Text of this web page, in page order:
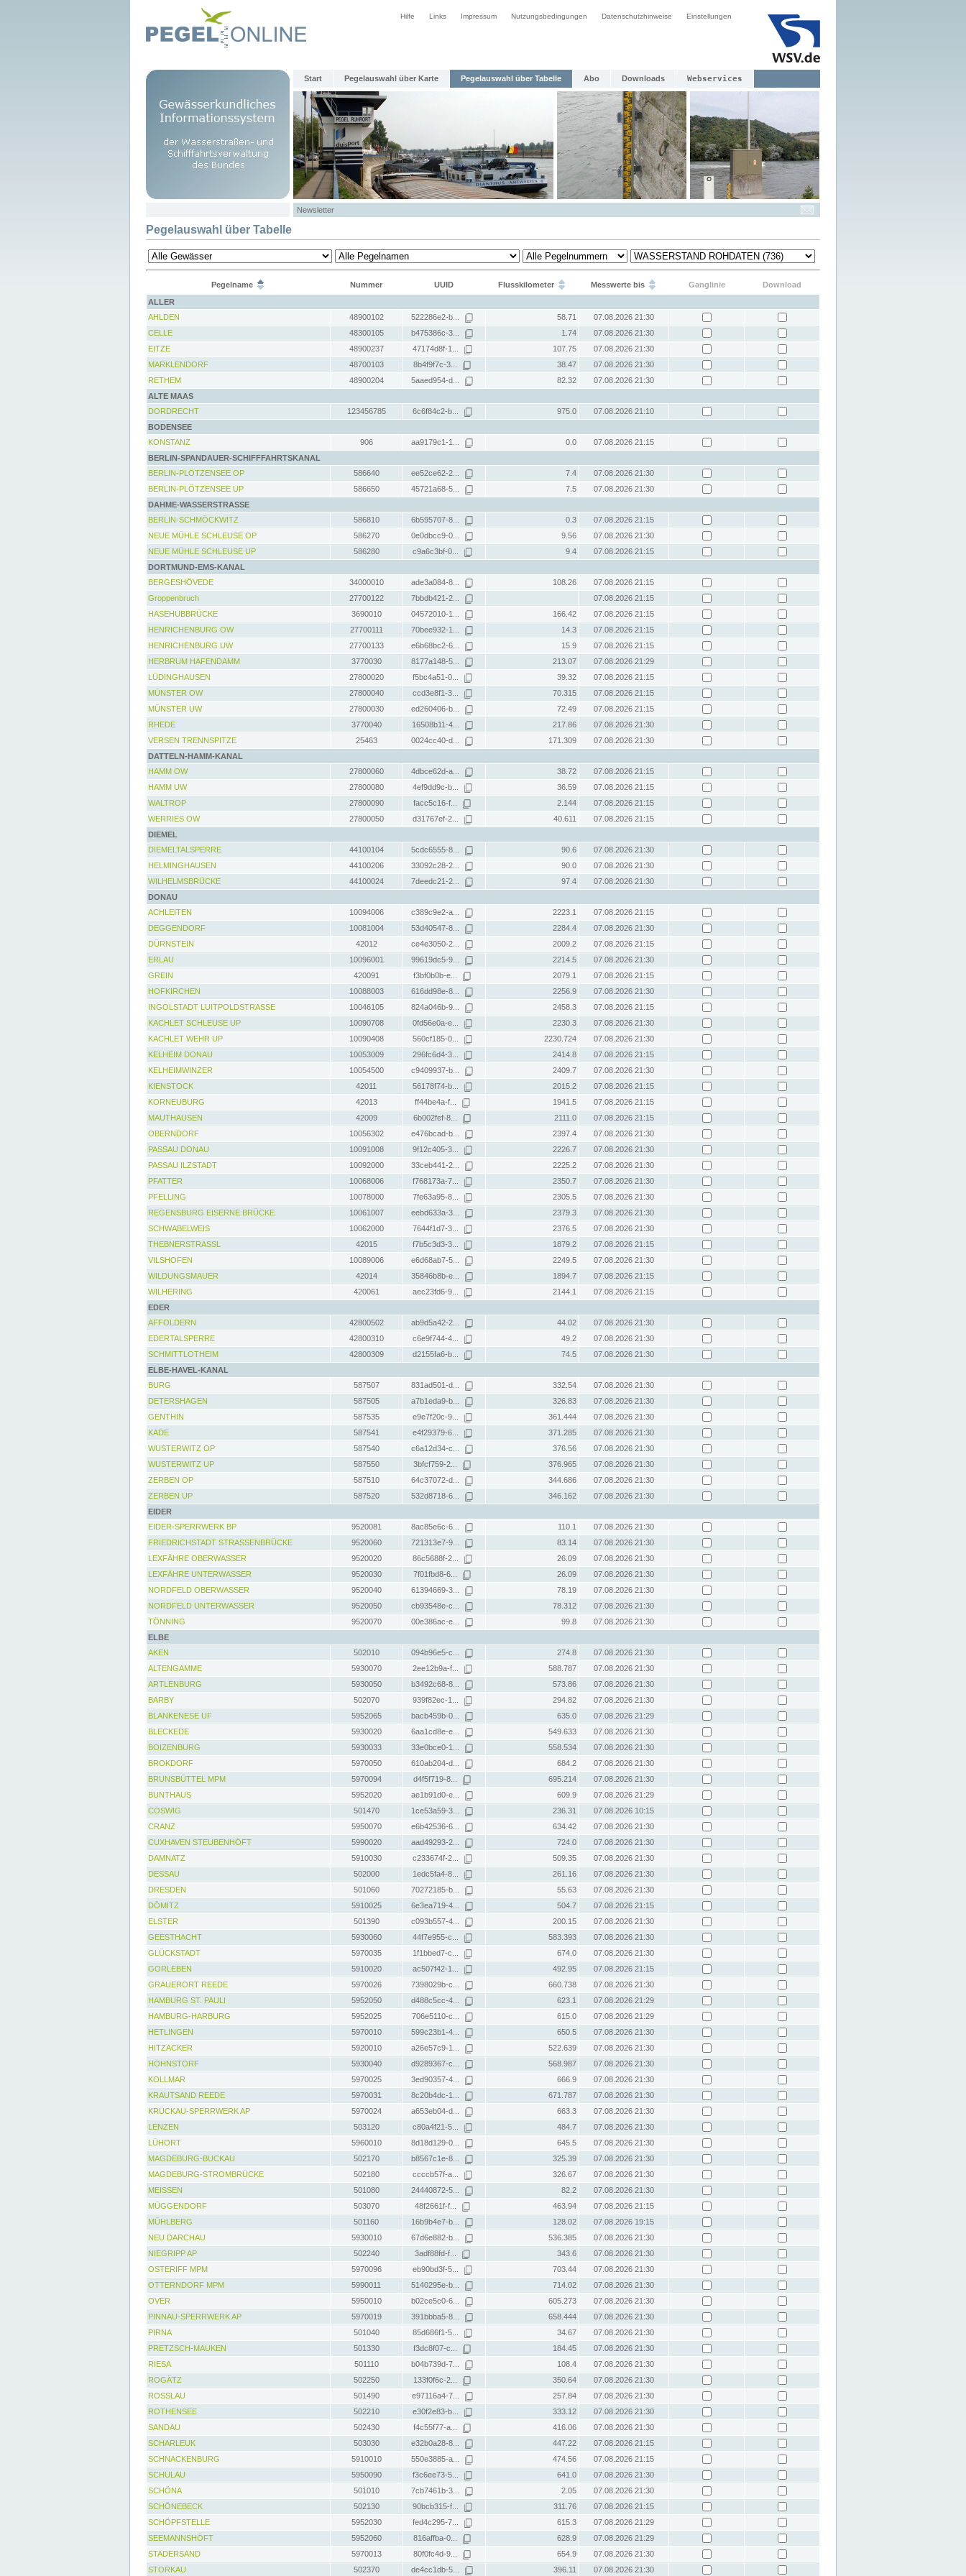
Hilfe Links Impressum Nutzungsbedingungen Datenschutzhinweise Einstellungen
Start Pegelauswahl über Karte Pegelauswahl über Tabelle Abo Downloads Webservices
Newsletter
Pegelauswahl über Tabelle
Pegelname Nummer UUID Flusskilometer Messwerte bis Ganglinie
Download
ALLER
AHLDEN
48900102 522286e2-b... 58.71
07.08.2026 21:30
CELLE
48300105 b475386c-3... 1.74
07.08.2026 21:30
EITZE
48900237 47174d8f-1... 107.75
07.08.2026 21:30
MARKLENDORF
48700103 8b4f9f7c-3... 38.47
07.08.2026 21:30
RETHEM
48900204 5aaed954-d... 82.32
07.08.2026 21:30
ALTE MAAS
DORDRECHT
123456785 6c6f84c2-b... 975.0
07.08.2026 21:10
BODENSEE
KONSTANZ
906 aa9179c1-1... 0.0
07.08.2026 21:15
BERLIN-SPANDAUER-SCHIFFFAHRTSKANAL
BERLIN-PLÖTZENSEE OP
586640 ee52ce62-2... 7.4
07.08.2026 21:30
BERLIN-PLÖTZENSEE UP
586650 45721a68-5... 7.5
07.08.2026 21:30
DAHME-WASSERSTRASSE
BERLIN-SCHMÖCKWITZ
586810 6b595707-8... 0.3
07.08.2026 21:15
NEUE MÜHLE SCHLEUSE OP
586270 0e0dbcc9-0... 9.56
07.08.2026 21:30
NEUE MÜHLE SCHLEUSE UP
586280 c9a6c3bf-0... 9.4
07.08.2026 21:15
DORTMUND-EMS-KANAL
BERGESHÖVEDE
34000010 ade3a084-8... 108.26
07.08.2026 21:15
Groppenbruch
27700122 7bbdb421-2...
07.08.2026 21:15
HASEHUBBRÜCKE
3690010 04572010-1... 166.42
07.08.2026 21:15
HENRICHENBURG OW
27700111 70bee932-1... 14.3
07.08.2026 21:15
HENRICHENBURG UW
27700133 e6b68bc2-6... 15.9
07.08.2026 21:15
HERBRUM HAFENDAMM
3770030 8177a148-5... 213.07
07.08.2026 21:29
LÜDINGHAUSEN
27800020 f5bc4a51-0... 39.32
07.08.2026 21:15
MÜNSTER OW
27800040 ccd3e8f1-3... 70.315
07.08.2026 21:15
MÜNSTER UW
27800030 ed260406-b... 72.49
07.08.2026 21:15
RHEDE
3770040 16508b11-4... 217.86
07.08.2026 21:30
VERSEN TRENNSPITZE
25463 0024cc40-d... 171.309
07.08.2026 21:30
DATTELN-HAMM-KANAL
HAMM OW
27800060 4dbce62d-a... 38.72
07.08.2026 21:15
HAMM UW
27800080 4ef9dd9c-b... 36.59
07.08.2026 21:15
WALTROP
27800090 facc5c16-f... 2.144
07.08.2026 21:15
WERRIES OW
27800050 d31767ef-2... 40.611
07.08.2026 21:15
DIEMEL
DIEMELTALSPERRE
44100104 5cdc6555-8... 90.6
07.08.2026 21:30
HELMINGHAUSEN
44100206 33092c28-2... 90.0
07.08.2026 21:30
WILHELMSBRÜCKE
44100024 7deedc21-2... 97.4
07.08.2026 21:30
DONAU
ACHLEITEN
10094006 c389c9e2-a... 2223.1
07.08.2026 21:15
DEGGENDORF
10081004 53d40547-8... 2284.4
07.08.2026 21:30
DÜRNSTEIN
42012 ce4e3050-2... 2009.2
07.08.2026 21:15
ERLAU
10096001 99619dc5-9... 2214.5
07.08.2026 21:30
GREIN
420091 f3bf0b0b-e... 2079.1
07.08.2026 21:15
HOFKIRCHEN
10088003 616dd98e-8... 2256.9
07.08.2026 21:30
INGOLSTADT LUITPOLDSTRASSE
10046105 824a046b-9... 2458.3
07.08.2026 21:15
KACHLET SCHLEUSE UP
10090708 0fd56e0a-e... 2230.3
07.08.2026 21:30
KACHLET WEHR UP
10090408 560cf185-0... 2230.724
07.08.2026 21:30
KELHEIM DONAU
10053009 296fc6d4-3... 2414.8
07.08.2026 21:15
KELHEIMWINZER
10054500 c9409937-b... 2409.7
07.08.2026 21:30
KIENSTOCK
42011 56178f74-b... 2015.2
07.08.2026 21:15
KORNEUBURG
42013 ff44be4a-f... 1941.5
07.08.2026 21:15
MAUTHAUSEN
42009 6b002fef-8... 2111.0
07.08.2026 21:15
OBERNDORF
10056302 e476bcad-b... 2397.4
07.08.2026 21:30
PASSAU DONAU
10091008 9f12c405-3... 2226.7
07.08.2026 21:30
PASSAU ILZSTADT
10092000 33ceb441-2... 2225.2
07.08.2026 21:30
PFATTER
10068006 f768173a-7... 2350.7
07.08.2026 21:30
PFELLING
10078000 7fe63a95-8... 2305.5
07.08.2026 21:30
REGENSBURG EISERNE BRÜCKE
10061007 eebd633a-3... 2379.3
07.08.2026 21:30
SCHWABELWEIS
10062000 7644f1d7-3... 2376.5
07.08.2026 21:30
THEBNERSTRASSL
42015 f7b5c3d3-3... 1879.2
07.08.2026 21:15
VILSHOFEN
10089006 e6d68ab7-5... 2249.5
07.08.2026 21:30
WILDUNGSMAUER
42014 35846b8b-e... 1894.7
07.08.2026 21:15
WILHERING
420061 aec23fd6-9... 2144.1
07.08.2026 21:15
EDER
AFFOLDERN
42800502 ab9d5a42-2... 44.02
07.08.2026 21:30
EDERTALSPERRE
42800310 c6e9f744-4... 49.2
07.08.2026 21:30
SCHMITTLOTHEIM
42800309 d2155fa6-b... 74.5
07.08.2026 21:30
ELBE-HAVEL-KANAL
BURG
587507 831ad501-d... 332.54
07.08.2026 21:30
DETERSHAGEN
587505 a7b1eda9-b... 326.83
07.08.2026 21:30
GENTHIN
587535 e9e7f20c-9... 361.444
07.08.2026 21:30
KADE
587541 e4f29379-6... 371.285
07.08.2026 21:30
WUSTERWITZ OP
587540 c6a12d34-c... 376.56
07.08.2026 21:30
WUSTERWITZ UP
587550 3bfcf759-2... 376.965
07.08.2026 21:30
ZERBEN OP
587510 64c37072-d... 344.686
07.08.2026 21:30
ZERBEN UP
587520 532d8718-6... 346.162
07.08.2026 21:30
EIDER
EIDER-SPERRWERK BP
9520081 8ac85e6c-6... 110.1
07.08.2026 21:30
FRIEDRICHSTADT STRASSENBRÜCKE
9520060 721313e7-9... 83.14
07.08.2026 21:30
LEXFÄHRE OBERWASSER
9520020 86c5688f-2... 26.09
07.08.2026 21:30
LEXFÄHRE UNTERWASSER
9520030 7f01fbd8-6... 26.09
07.08.2026 21:30
NORDFELD OBERWASSER
9520040 61394669-3... 78.19
07.08.2026 21:30
NORDFELD UNTERWASSER
9520050 cb93548e-c... 78.312
07.08.2026 21:30
TÖNNING
9520070 00e386ac-e... 99.8
07.08.2026 21:30
ELBE
AKEN
502010 094b96e5-c... 274.8
07.08.2026 21:30
ALTENGAMME
5930070 2ee12b9a-f... 588.787
07.08.2026 21:30
ARTLENBURG
5930050 b3492c68-8... 573.86
07.08.2026 21:30
BARBY
502070 939f82ec-1... 294.82
07.08.2026 21:30
BLANKENESE UF
5952065 bacb459b-0... 635.0
07.08.2026 21:29
BLECKEDE
5930020 6aa1cd8e-e... 549.633
07.08.2026 21:30
BOIZENBURG
5930033 33e0bce0-1... 558.534
07.08.2026 21:30
BROKDORF
5970050 610ab204-d... 684.2
07.08.2026 21:30
BRUNSBÜTTEL MPM
5970094 d4f5f719-8... 695.214
07.08.2026 21:30
BUNTHAUS
5952020 ae1b91d0-e... 609.9
07.08.2026 21:29
COSWIG
501470 1ce53a59-3... 236.31
07.08.2026 10:15
CRANZ
5950070 e6b42536-6... 634.42
07.08.2026 21:30
CUXHAVEN STEUBENHÖFT
5990020 aad49293-2... 724.0
07.08.2026 21:30
DAMNATZ
5910030 c233674f-2... 509.35
07.08.2026 21:30
DESSAU
502000 1edc5fa4-8... 261.16
07.08.2026 21:30
DRESDEN
501060 70272185-b... 55.63
07.08.2026 21:30
DÖMITZ
5910025 6e3ea719-4... 504.7
07.08.2026 21:15
ELSTER
501390 c093b557-4... 200.15
07.08.2026 21:30
GEESTHACHT
5930060 44f7e955-c... 583.393
07.08.2026 21:30
GLÜCKSTADT
5970035 1f1bbed7-c... 674.0
07.08.2026 21:30
GORLEBEN
5910020 ac507f42-1... 492.95
07.08.2026 21:15
GRAUERORT REEDE
5970026 7398029b-c... 660.738
07.08.2026 21:30
HAMBURG ST. PAULI
5952050 d488c5cc-4... 623.1
07.08.2026 21:29
HAMBURG-HARBURG
5952025 706e5110-c... 615.0
07.08.2026 21:29
HETLINGEN
5970010 599c23b1-4... 650.5
07.08.2026 21:30
HITZACKER
5920010 a26e57c9-1... 522.639
07.08.2026 21:30
HOHNSTORF
5930040 d9289367-c... 568.987
07.08.2026 21:30
KOLLMAR
5970025 3ed90357-4... 666.9
07.08.2026 21:30
KRAUTSAND REEDE
5970031 8c20b4dc-1... 671.787
07.08.2026 21:30
KRÜCKAU-SPERRWERK AP
5970024 a653eb04-d... 663.3
07.08.2026 21:30
LENZEN
503120 c80a4f21-5... 484.7
07.08.2026 21:30
LÜHORT
5960010 8d18d129-0... 645.5
07.08.2026 21:30
MAGDEBURG-BUCKAU
502170 b8567c1e-8... 325.39
07.08.2026 21:30
MAGDEBURG-STROMBRÜCKE
502180 ccccb57f-a... 326.67
07.08.2026 21:30
MEISSEN
501080 24440872-5... 82.2
07.08.2026 21:30
MÜGGENDORF
503070 48f2661f-f... 463.94
07.08.2026 21:15
MÜHLBERG
501160 16b9b4e7-b... 128.02
07.08.2026 19:15
NEU DARCHAU
5930010 67d6e882-b... 536.385
07.08.2026 21:30
NIEGRIPP AP
502240 3adf88fd-f... 343.6
07.08.2026 21:30
OSTERIFF MPM
5970096 eb90bd3f-5... 703.44
07.08.2026 21:30
OTTERNDORF MPM
5990011 5140295e-b... 714.02
07.08.2026 21:30
OVER
5950010 b02ce5c0-6... 605.273
07.08.2026 21:30
PINNAU-SPERRWERK AP
5970019 391bbba5-8... 658.444
07.08.2026 21:30
PIRNA
501040 85d686f1-5... 34.67
07.08.2026 21:30
PRETZSCH-MAUKEN
501330 f3dc8f07-c... 184.45
07.08.2026 21:30
RIESA
501110 b04b739d-7... 108.4
07.08.2026 21:30
ROGÄTZ
502250 133f0f6c-2... 350.64
07.08.2026 21:30
ROSSLAU
501490 e97116a4-7... 257.84
07.08.2026 21:30
ROTHENSEE
502210 e30f2e83-b... 333.12
07.08.2026 21:30
SANDAU
502430 f4c55f77-a... 416.06
07.08.2026 21:30
SCHARLEUK
503030 e32b0a28-8... 447.22
07.08.2026 21:15
SCHNACKENBURG
5910010 550e3885-a... 474.56
07.08.2026 21:15
SCHULAU
5950090 f3c6ee73-5... 641.0
07.08.2026 21:30
SCHÖNA
501010 7cb7461b-3... 2.05
07.08.2026 21:30
SCHÖNEBECK
502130 90bcb315-f... 311.76
07.08.2026 21:15
SCHÖPFSTELLE
5952030 fed4c295-7... 615.3
07.08.2026 21:29
SEEMANNSHÖFT
5952060 816affba-0... 628.9
07.08.2026 21:29
STADERSAND
5970013 80f0fc4d-9... 654.9
07.08.2026 21:30
STORKAU
502370 de4cc1db-5... 396.11 07.08.2026 21:30